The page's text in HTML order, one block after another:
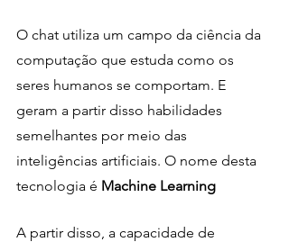
O chat utiliza um campo da ciência da
computação que estuda como os
seres humanos se comportam. E
geram a partir disso habilidades
semelhantes por meio das
inteligências artificiais. O nome desta
tecnologia é Machine Learning
A partir disso, a capacidade de